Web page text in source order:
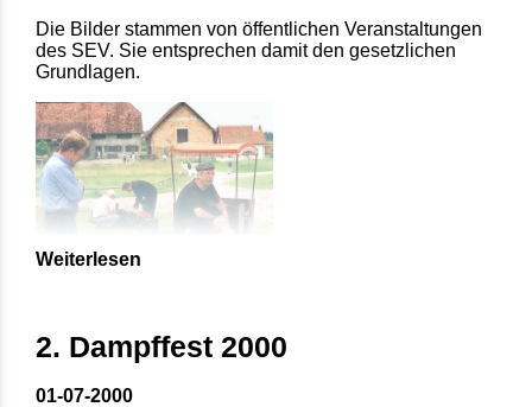
Die Bilder stammen von öffentlichen Veranstaltungen
des SEV. Sie entsprechen damit den gesetzlichen
Grundlagen.
Weiterlesen
2. Dampffest 2000
01-07-2000